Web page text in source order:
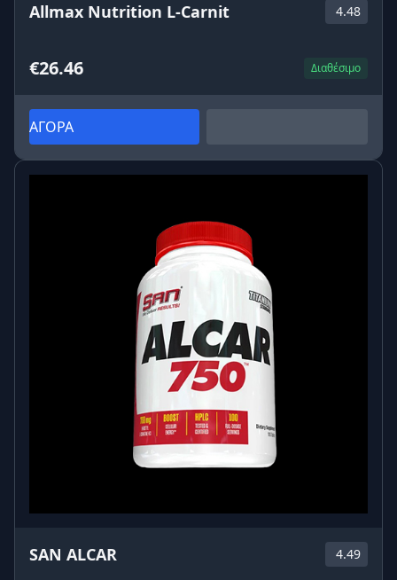
Allmax Nutrition L-Carnit 4.48
€26.46 Διαθέσιμο
ΑΓΟΡΑ
SAN ALCAR 4.49